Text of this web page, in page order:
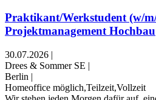
Praktikant/Werkstudent (w/
Projektmanagement Hochbau
30.07.2026 |
Drees & Sommer SE |
Berlin |
Homeoffice möglich,Teilzeit,Vollzeit